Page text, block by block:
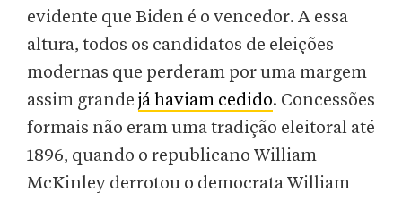
evidente que Biden é o vencedor. A essa
altura, todos os candidatos de eleições
modernas que perderam por uma margem
assim grande já haviam cedido. Concessões
formais não eram uma tradição eleitoral até
1896, quando o republicano William
McKinley derrotou o democrata William